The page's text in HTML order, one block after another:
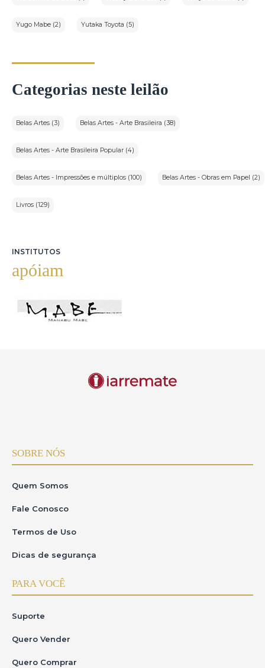
Yugo Mabe (2) Yutaka Toyota (5)
Categorias neste leilão
Belas Artes (3) Belas Artes - Arte Brasileira (38)
Belas Artes - Arte Brasileira Popular (4)
Belas Artes - Impressões e múltiplos (100) Belas Artes - Obras em Papel (2)
Livros (129)
INSTITUTOS
apóiam
SOBRE NÓS
Quem Somos
Fale Conosco
Termos de Uso
Dicas de segurança
PARA VOCÊ
Suporte
Quero Vender
Quero Comprar